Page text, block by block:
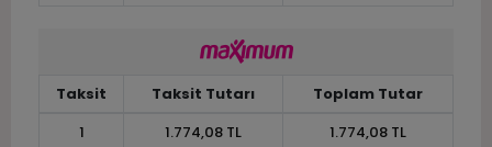
Taksit Taksit Tutarı
Toplam Tutar
1
1.774,08 TL
1.774,08 TL